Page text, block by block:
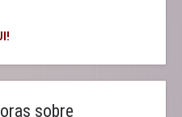
sobre